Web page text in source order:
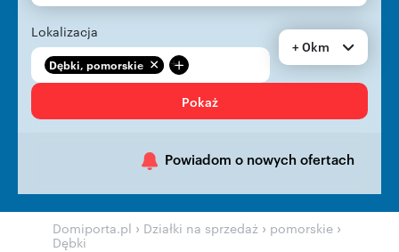
Lokalizacja
Dębki, pomorskie +
+ 0km
Pokaż
Powiadom o nowych ofertach
Domiporta.pl › Działki na sprzedaż › pomorskie ›
Dębki